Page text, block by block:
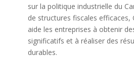
sur la politique industrielle du
de structures fiscales efficaces,
aide les entreprises à obtenir
significatifs et à réaliser des
durables.